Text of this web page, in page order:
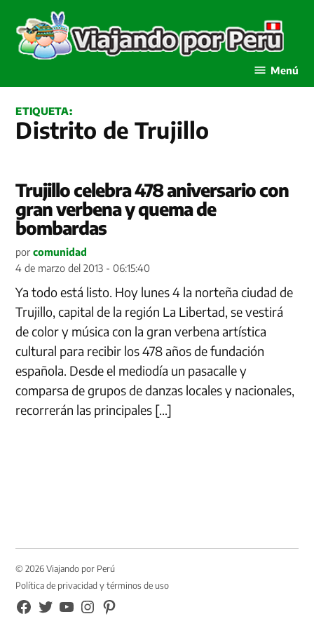
contenido
Menú
ETIQUETA:
Distrito de Trujillo
Trujillo celebra 478 aniversario con
gran verbena y quema de
bombardas
por comunidad
4 de marzo del 2013 - 06:15:40
Ya todo está listo. Hoy lunes 4 la norteña ciudad de
Trujillo, capital de la región La Libertad, se vestirá
de color y música con la gran verbena artística
cultural para recibir los 478 años de fundación
española. Desde el mediodía un pasacalle y
comparsa de grupos de danzas locales y nacionales,
recorrerán las principales […]
© 2026 Viajando por Perú
Política de privacidad y términos de uso
FB
TW YouTubeInstagramPinterest